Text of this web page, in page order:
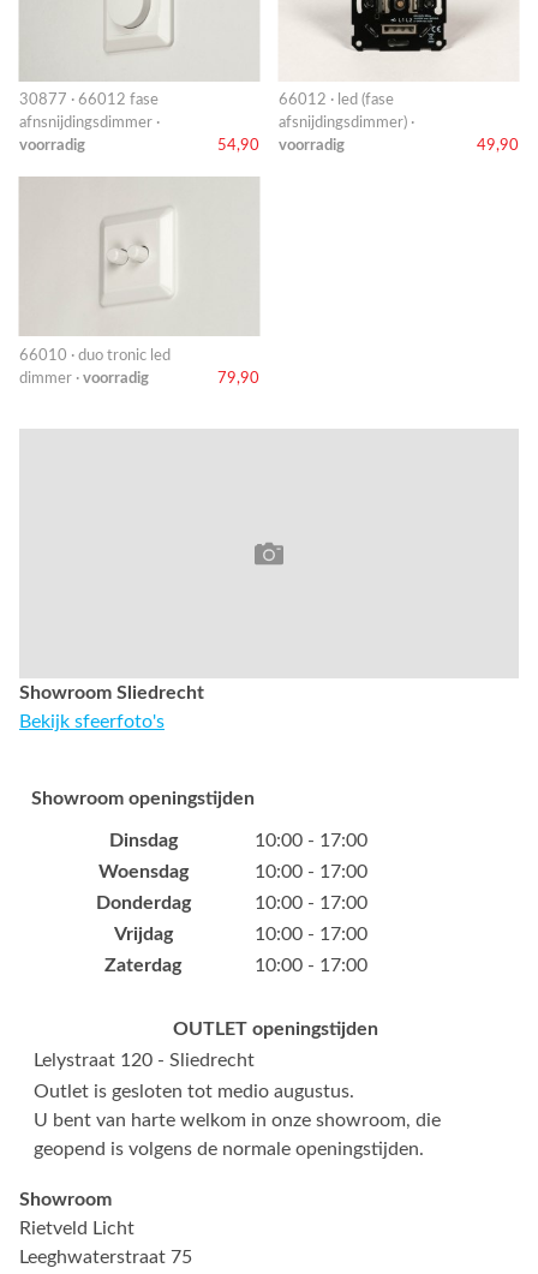
30877 · 66012 fase
afnsnijdingsdimmer ·
voorradig
54,90
66012 · led (fase
afsnijdingsdimmer) ·
voorradig
49,90
66010 · duo tronic led
dimmer · voorradig 79,90
Showroom Sliedrecht
Bekijk sfeerfoto's
Showroom openingstijden
Dinsdag
10:00 - 17:00
Woensdag
10:00 - 17:00
Donderdag
10:00 - 17:00
Vrijdag
10:00 - 17:00
Zaterdag
10:00 - 17:00
OUTLET openingstijden
Lelystraat 120 - Sliedrecht
Outlet is gesloten tot medio augustus.
U bent van harte welkom in onze showroom, die
geopend is volgens de normale openingstijden.
Showroom
Rietveld Licht
Leeghwaterstraat 75